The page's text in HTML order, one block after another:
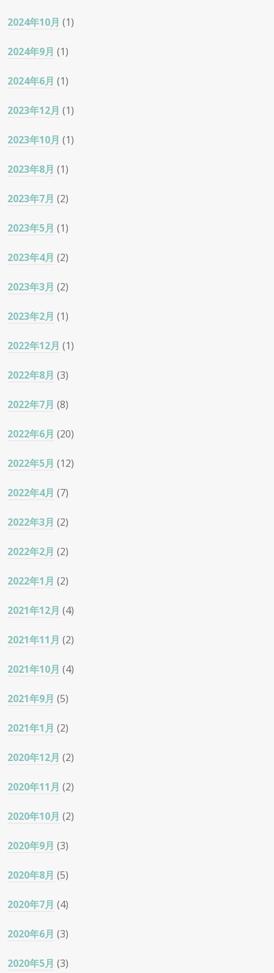
2024年10月 (1)
2024年9月 (1)
2024年6月 (1)
2023年12月 (1)
2023年10月 (1)
2023年8月 (1)
2023年7月 (2)
2023年5月 (1)
2023年4月 (2)
2023年3月 (2)
2023年2月 (1)
2022年12月 (1)
2022年8月 (3)
2022年7月 (8)
2022年6月 (20)
2022年5月 (12)
2022年4月 (7)
2022年3月 (2)
2022年2月 (2)
2022年1月 (2)
2021年12月 (4)
2021年11月 (2)
2021年10月 (4)
2021年9月 (5)
2021年1月 (2)
2020年12月 (2)
2020年11月 (2)
2020年10月 (2)
2020年9月 (3)
2020年8月 (5)
2020年7月 (4)
2020年6月 (3)
2020年5月 (3)